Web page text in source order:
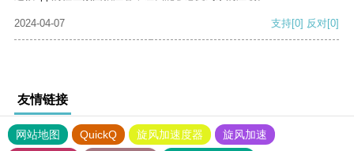
2024-04-07 支持[0] 反对[0]
友情链接
网站地图 QuickQ 旋风加速度器
旋风加速